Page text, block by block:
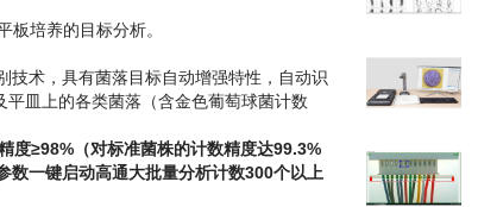
培养的目标分析。
术，具有菌落目标自动增强特性，自动识
皿上的各类菌落（含金色葡萄球菌计数
度≥98%（对标准菌株的计数精度达99.3%
数一键启动高通大批量分析计数300个以上